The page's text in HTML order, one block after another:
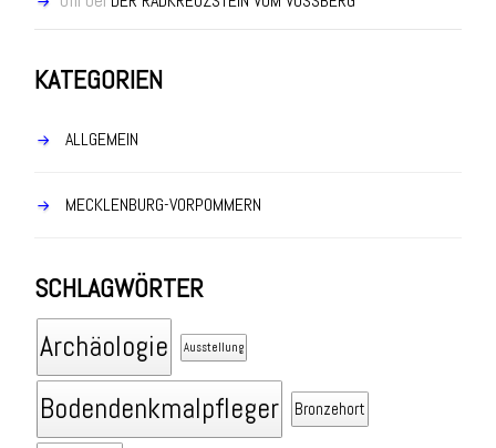
KATEGORIEN
ALLGEMEIN
MECKLENBURG-VORPOMMERN
SCHLAGWÖRTER
Archäologie Ausstellung
Bodendenkmalpfleger Bronzehort